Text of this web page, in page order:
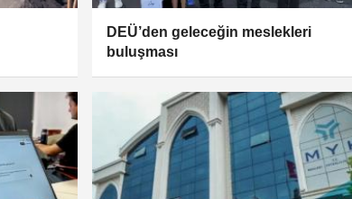
DEÜ’den geleceğin meslekleri
buluşması